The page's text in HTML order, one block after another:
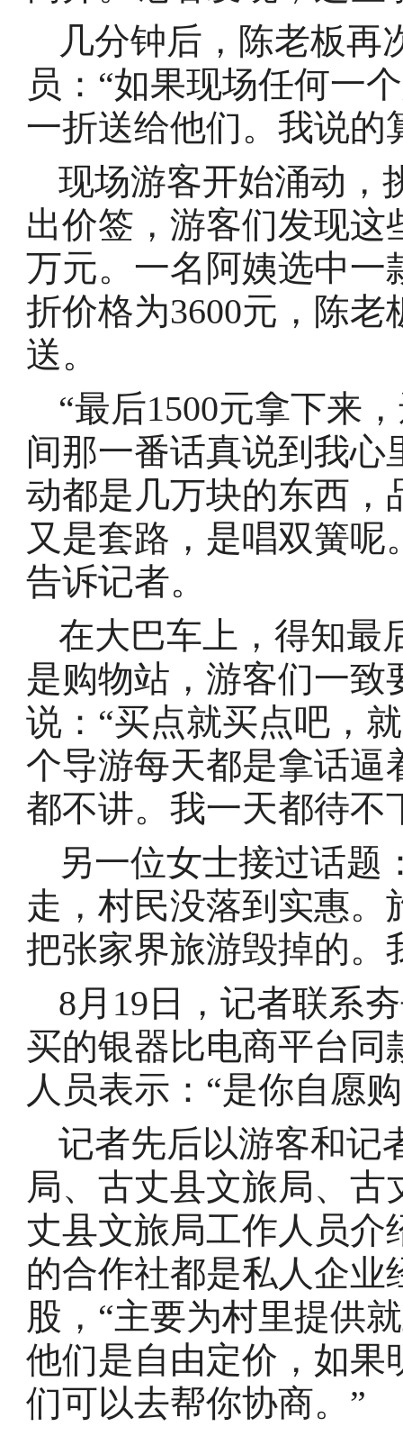
几分钟后，陈老板再
员：“如果现场任何一
一折送给他们。我说的
现场游客开始涌动，
出价签，游客们发现
万元。一名阿姨选中一
折价格为3600元，陈
送。
“最后1500元拿下来
间那一番话真说到我
动都是几万块的东西，
又是套路，是唱双簧呢
告诉记者。
在大巴车上，得知最
是购物站，游客们一
说：“买点就买点吧，
个导游每天都是拿话逼
都不讲。我一天都待不
另一位女士接过话题
走，村民没落到实惠
把张家界旅游毁掉的。
8月19日，记者联系
买的银器比电商平台同
人员表示：“是你自愿
记者先后以游客和记
局、古丈县文旅局、
丈县文旅局工作人员
的合作社都是私人企
股，“主要为村里提供
他们是自由定价，如果
们可以去帮你协商。”